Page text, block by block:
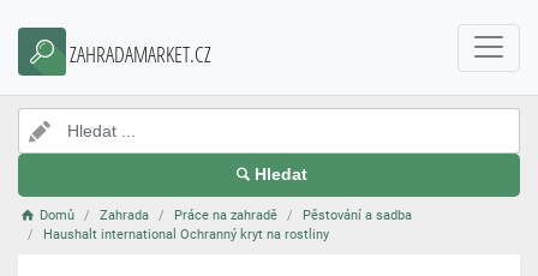
ZAHRADAMARKET.CZ
Hledat
Domů Zahrada Práce na zahradě
Pěstování a sadba
Haushalt international Ochranný kryt na rostliny